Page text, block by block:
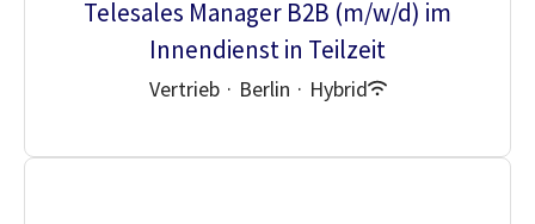
Telesales Manager B2B (m/w/d) im
Innendienst in Teilzeit
Vertrieb · Berlin · Hybrid